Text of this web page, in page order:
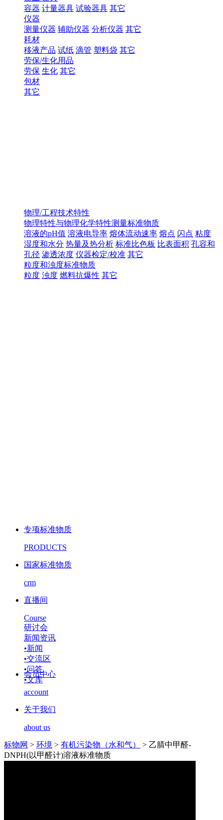
容器 计量器具 试验器具 其它
仪器
测量仪器 辅助仪器 分析仪器 其它
耗材
移液产品 试纸 滴管 塑料袋 其它
劳保/生化用品
劳保 生化 其它
包材
其它
物理/工程技术特性
物理特性与物理化学特性测量标准物质
溶液的pH值 溶液电导率 熔体流动速率 熔点 闪点 粘度
湿度和水分 热量及热分析 标准比色板 比表面积 孔容和
孔径 渗透浓度 仪器检定/校准 其它
粒度和浊度标准物质
粒度 浊度 燃料抗爆性 其它
专项标准物质
PRODUCTS
国家标准物质
crm
直播间
Course
研讨会
新闻资讯
•新闻
•交流区
•问答
•文库
会员中心
account
关于我们
about us
标物网 > 环境 > 有机污染物（水和气） > 乙腈中甲醛-
DNPH(以甲醛计)溶液标准物质